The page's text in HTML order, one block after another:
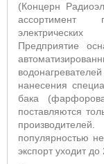
(Концерн
ассортимент
электрических
Предприятие
нанесения
бака
поставляются
популярностью
экспорт уходит